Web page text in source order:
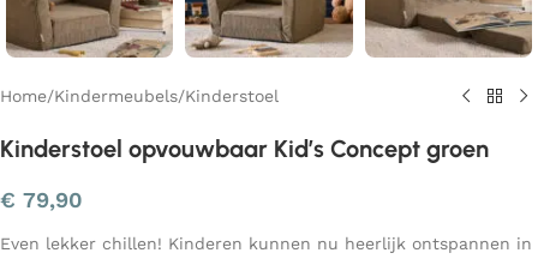
Home/Kindermeubels/Kinderstoel
Kinderstoel opvouwbaar Kid’s Concept groen
€ 79,90
Even lekker chillen! Kinderen kunnen nu heerlijk ontspannen in